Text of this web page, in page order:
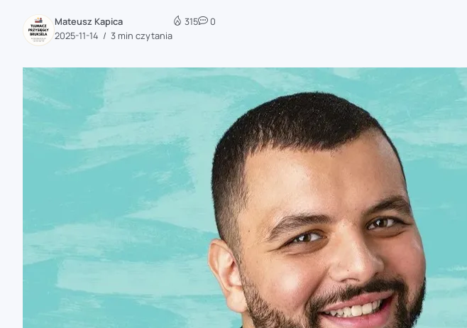
zaobserwuj nas
zaobserwuj nas
zaobserwuj nas
Mateusz Kapica
2025-11-14
3 min czytania
315 0